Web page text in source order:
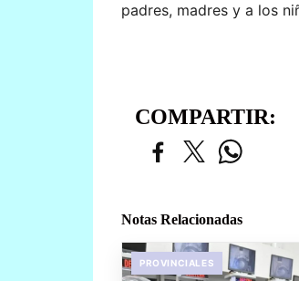
padres, madres y a los
COMPARTIR:
Notas Relacionadas
PROVINCIALES